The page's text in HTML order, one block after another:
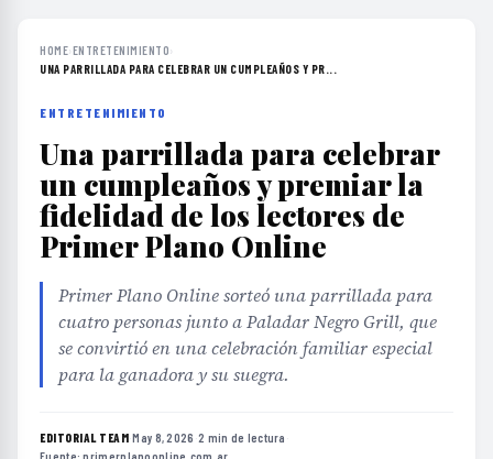
HOME›ENTRETENIMIENTO›
UNA PARRILLADA PARA CELEBRAR UN CUMPLEAÑOS Y PR...
ENTRETENIMIENTO
Una parrillada para celebrar
un cumpleaños y premiar la
fidelidad de los lectores de
Primer Plano Online
Primer Plano Online sorteó una parrillada para
cuatro personas junto a Paladar Negro Grill, que
se convirtió en una celebración familiar especial
para la ganadora y su suegra.
EDITORIAL TEAM·May 8, 2026 ·2 min de lectura ·